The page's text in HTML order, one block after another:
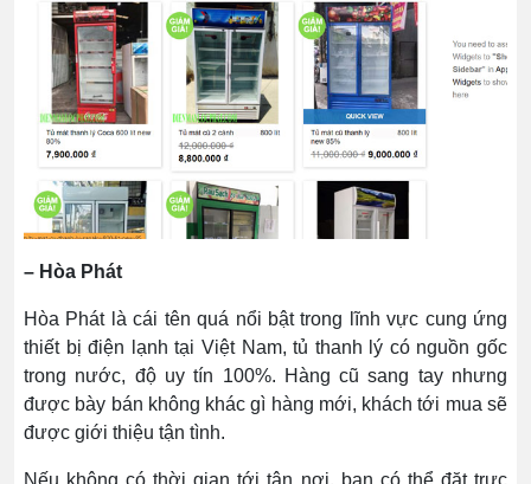
– Hòa Phát
Hòa Phát là cái tên quá nổi bật trong lĩnh vực cung ứng
thiết bị điện lạnh tại Việt Nam, tủ thanh lý có nguồn gốc
trong nước, độ uy tín 100%. Hàng cũ sang tay nhưng
được bày bán không khác gì hàng mới, khách tới mua sẽ
được giới thiệu tận tình.
Nếu không có thời gian tới tận nơi, bạn có thể đặt trực